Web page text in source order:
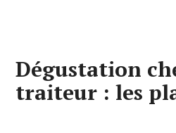
Dégustation
traiteur : les